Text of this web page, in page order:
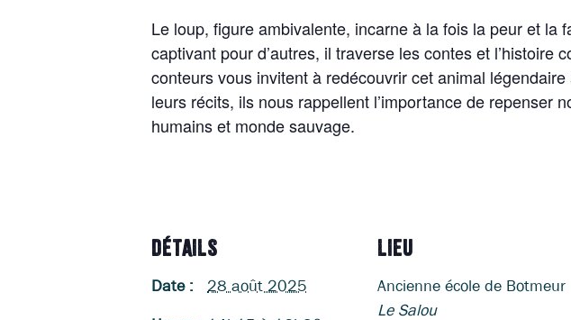
Le loup, figure ambivalente, incarne à la fois la peur et la
captivant pour d’autres, il traverse les contes et
conteurs vous invitent à redécouvrir cet animal
leurs récits, ils nous rappellent l’importance de repenser
humains et monde sauvage.
DÉTAILS
Date :
28 août 2025
LIEU
Ancienne école de Botmeur
Le Salou